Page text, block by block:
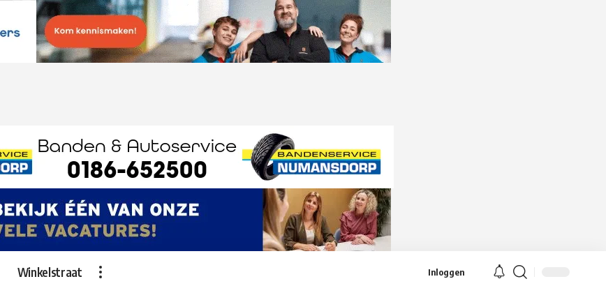
Winkelstraat Inloggen